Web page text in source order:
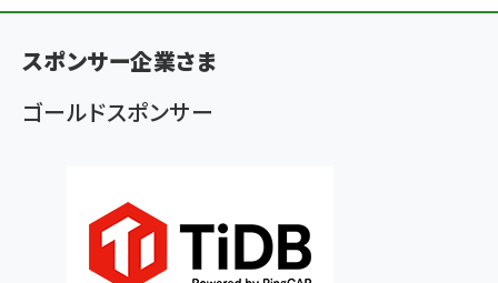
く
ず
スポンサー企業さま
ゴールドスポンサー